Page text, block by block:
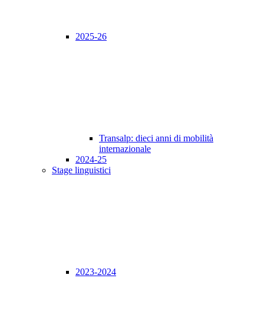
2025-26
Transalp: dieci anni di mobilità
internazionale
2024-25
Stage linguistici
2023-2024